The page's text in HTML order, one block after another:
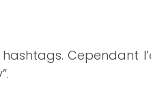
Cependant